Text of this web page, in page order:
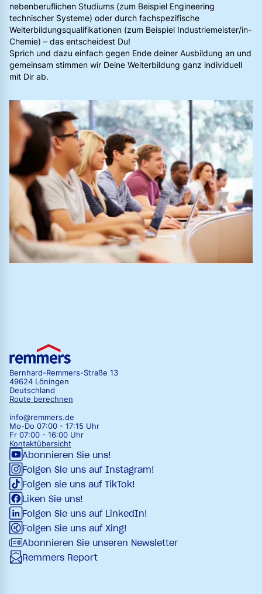
nebenberuflichen Studiums (zum Beispiel Engineering
technischer Systeme) oder durch fachspezifische
Weiterbildungsqualifikationen (zum Beispiel Industriemeister/in-
Chemie) – das entscheidest Du!
Sprich und dazu einfach gegen Ende deiner Ausbildung an und
gemeinsam stimmen wir Deine Weiterbildung ganz individuell
mit Dir ab.
Bernhard-Remmers-Straße 13
49624 Löningen
Deutschland
Route berechnen
info@remmers.de
Mo-Do 07:00 - 17:15 Uhr
Fr 07:00 - 16:00 Uhr
Kontaktübersicht
Abonnieren Sie uns!
Folgen Sie uns auf Instagram!
Folgen sie uns auf TikTok!
Liken Sie uns!
Folgen Sie uns auf LinkedIn!
Folgen Sie uns auf Xing!
Abonnieren Sie unseren Newsletter
Remmers Report